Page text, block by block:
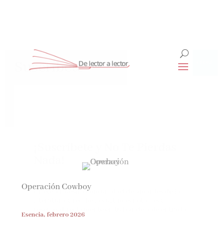
Operación Cowboy
Esencia, febrero 2026
Suscríbete
Únete a nuestra comunidad de amantes de la